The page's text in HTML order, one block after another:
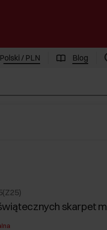
Polski / PLN Blog
skarpet